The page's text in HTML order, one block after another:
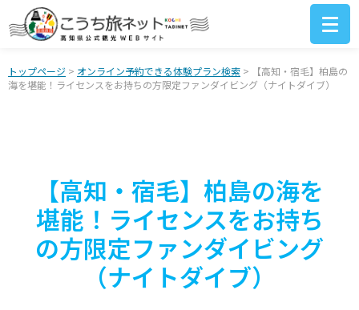
トップページ > オンライン予約できる体験プラン検索 > 【高知・宿毛】柏島の
海を堪能！ライセンスをお持ちの方限定ファンダイビング（ナイトダイブ）
【高知・宿毛】柏島の海を
堪能！ライセンスをお持ち
の方限定ファンダイビング
（ナイトダイブ）